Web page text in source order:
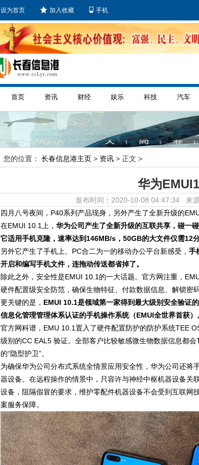
设为首页 加入收藏 手机
首页 资讯 财经 娱乐 科技 汽车
您的位置： 长春信息港主页 > 资讯 > 正文 >
华为
发布时间：2020-10-08 04:47:34 来
四月八号夜间，P40系列产品现身，另外产生了全新升级的
在EMUI 10.1上， 华为公司产生了全新升级的互联共享，碰一
它适用手机克隆，速率达到146MB/s，50GB的大文件仅需12分
另外它产生了手机上、PC合二为一的移动办公平台新感受， 手
开启和编写手机文件，连拖动传送都省掉了。
除此之外，安全性是EMUI 10.1的一大话题。官方网注重，
硬件配置级安全防范，确保生物特征、付款数据信息、解锁密码
更关键的是， EMUI 10.1是领域第一家得到最大级别安全验证
信息化管理管理体系认证的手机操作系统（EMUI全世界首获）
官方网科谱，EMU 10.1置入了硬件配置防护的防护系统TEE
级别的CC EAL5 验证。全部客户比较敏感微生物数据信息都
的“隐型护卫”。
为确保华为公司分布式系统全情景应用安全性，华为公司还将
器设备。在远程操作的情景中，只容许与神经中枢机器设备关
设备，阻隔假冒的要求，维护零配件机器设备不会受到互联网
案服务保障。